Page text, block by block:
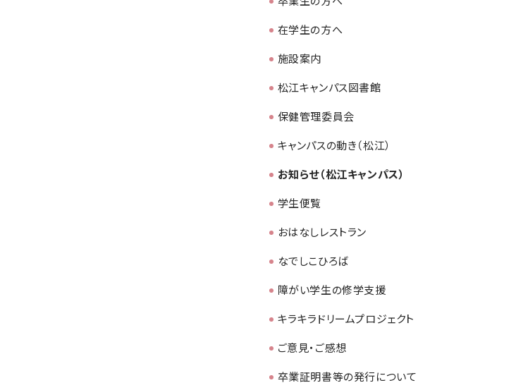
在学生の方へ
施設案内
松江キャンパス図書館
保健管理委員会
キャンパスの動き（松江）
お知らせ（松江キャンパス）
学生便覧
おはなしレストラン
なでしこひろば
障がい学生の修学支援
キラキラドリームプロジェクト
ご意見・ご感想
卒業証明書等の発行について